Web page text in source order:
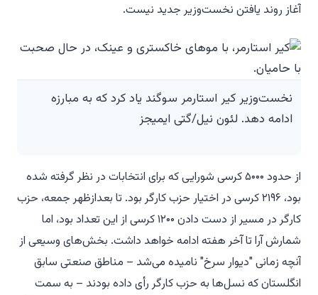
آغاز روند یافتن نخست‌وزیر جدید نیست.
نخست‌وزیر کیر استارمر سوگند یاد کرد که به مبارزه
ادامه دهد. لئون نیل/گتی ایمیجز
از حدود ۵۰۰۰ کرسی شورایی که برای انتخابات در نظر گرفته شده
بود، ۲۱۹۶ کرسی در اختیار حزب کارگر بود. تا بعدازظهر جمعه، حزب
کارگر در مسیر از دست دادن ۱۲۰۰ کرسی از این تعداد بود، اما
شمارش آرا تا آخر هفته ادامه خواهد داشت. بخش‌های وسیعی از
آنچه زمانی "دیوار سرخ" نامیده می‌شد – مناطق صنعتی سابق
انگلستان که نسل‌ها به حزب کارگر رأی داده بودند – به سمت